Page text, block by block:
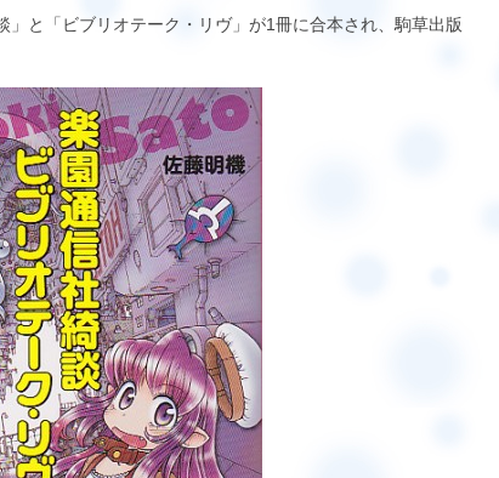
と「ビブリオテーク・リヴ」が1冊に合本され、駒草出版